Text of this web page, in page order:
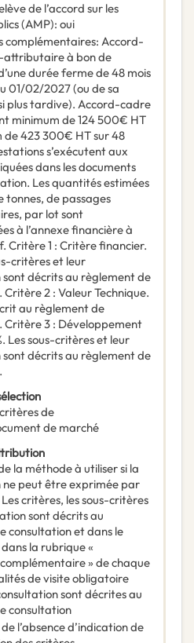
de l’accord sur les
(AMP): oui
complémentaires: Accord-
attributaire à bon de
durée ferme de 48 mois
01/02/2027 (ou de sa
plus tardive). Accord-cadre
minimum de 124 500€ HT
de 423 300€ HT sur 48
s’exécutent aux
dans les documents
Les quantités estimées
tonnes, de passages
par lot sont
à l’annexe financière à
Critère 1 : Critère financier.
critères et leur
décrits au règlement de
2 : Valeur Technique.
au règlement de
Critère 3 : Développement
Les sous-critères et leur
décrits au règlement de
de
de marché
la méthode à utiliser si la
peut être exprimée par
Les critères, les sous-critères
sont décrits au
consultation et dans le
la rubrique «
» de chaque
de visite obligatoire
sont décrites au
consultation
l’absence d’indication de